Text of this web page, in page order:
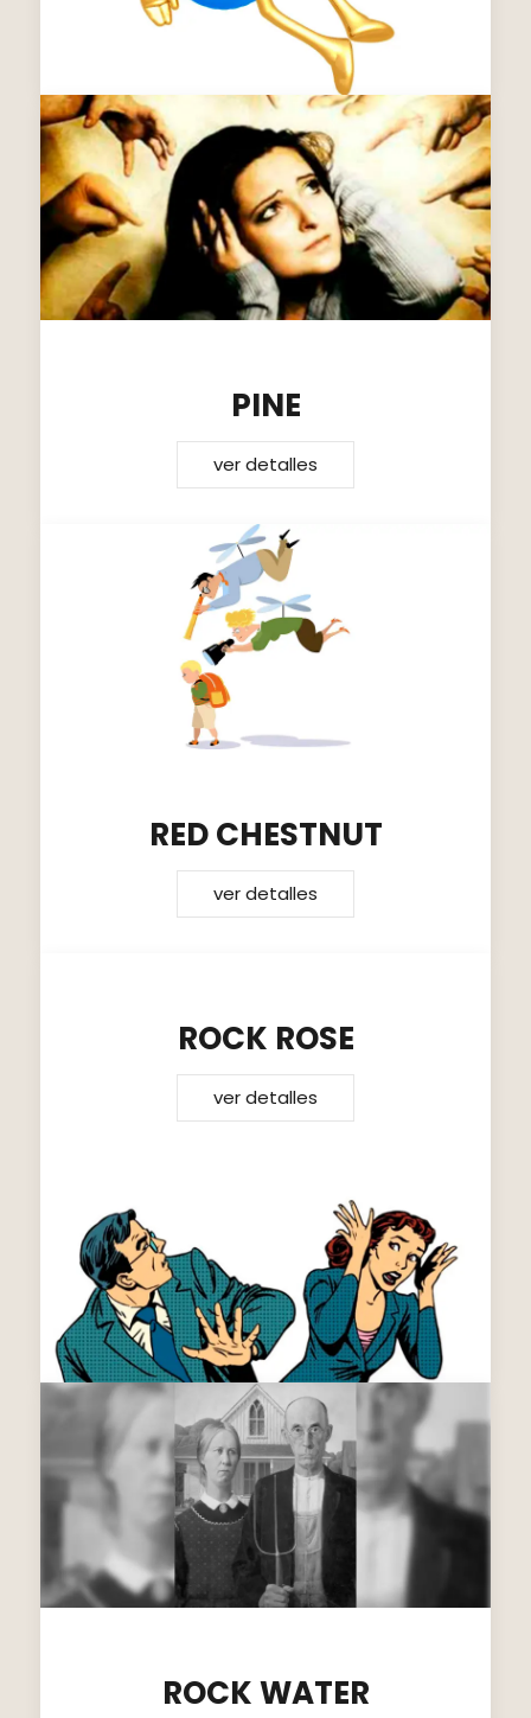
PINE
ver detalles
RED CHESTNUT
ver detalles
ROCK ROSE
ver detalles
ROCK WATER